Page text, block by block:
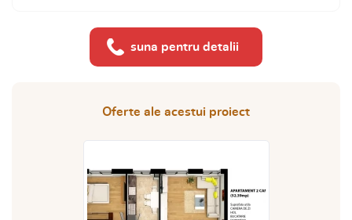
suna pentru detalii
Oferte ale acestui proiect